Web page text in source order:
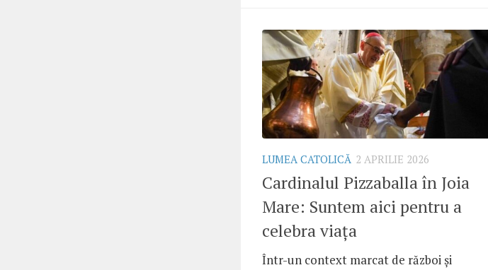
LUMEA CATOLICĂ 2 APRILIE 2026
Cardinalul Pizzaballa în Joia
Mare: Suntem aici pentru a
celebra viața
Într-un context marcat de război și